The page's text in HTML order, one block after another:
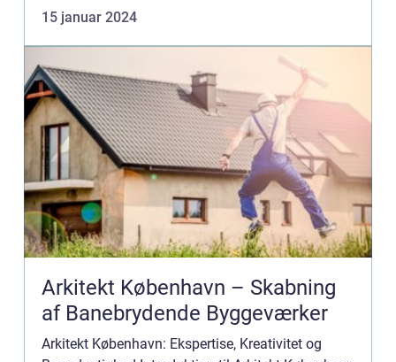
for at skabe smukt design og funktion...
15 januar 2024
Arkitekt København – Skabning
af Banebrydende Byggeværker
Arkitekt København: Ekspertise, Kreativitet og